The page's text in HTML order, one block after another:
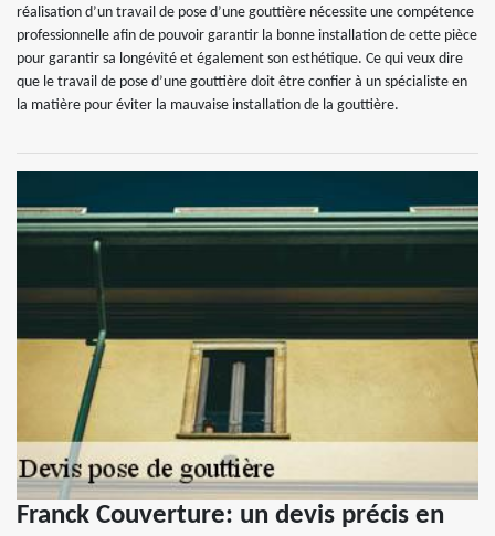
réalisation d’un travail de pose d’une gouttière nécessite une compétence
professionnelle afin de pouvoir garantir la bonne installation de cette pièce
pour garantir sa longévité et également son esthétique. Ce qui veux dire
que le travail de pose d’une gouttière doit être confier à un spécialiste en
la matière pour éviter la mauvaise installation de la gouttière.
Franck Couverture: un devis précis en